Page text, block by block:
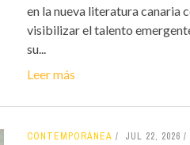
en la nueva literatura canaria
visibilizar el talento
su...
Leer más
CONTEMPORÁNEA JUL 22, 2026